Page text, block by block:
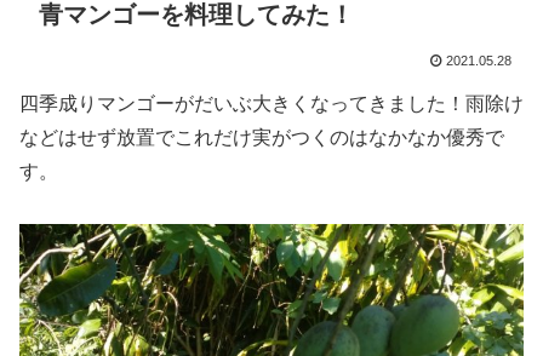
青マンゴーを料理してみた！
2021.05.28
四季成りマンゴーがだいぶ大きくなってきました！雨除け
などはせず放置でこれだけ実がつくのはなかなか優秀で
す。